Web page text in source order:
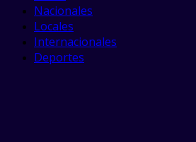
Nacionales
Locales
Internacionales
Deportes